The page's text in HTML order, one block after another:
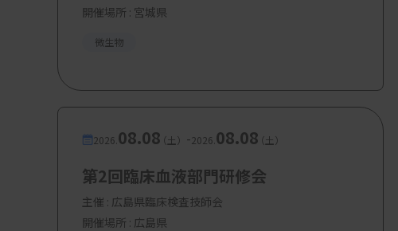
・共催セミナー「日常検査を活かす日立病態
松尾 収二氏（株式会社 日立ハイテク学術
中沢 隆史氏（株式会社 日立ハイテク ヘル
・シンポジウム「未来の検査部のあり方」
座長：市村 直也氏（東京科学大学病院検査部）
開催場所 : 宮城県
微生物
2026. 08.08（土） -2026. 08.08（土）
第2回臨床血液部門研修会
主催 : 広島県臨床検査技師会
開催場所 : 広島県